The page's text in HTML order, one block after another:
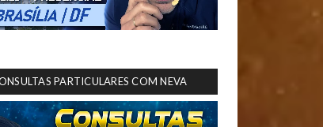
PARTICULARES COM NEVA